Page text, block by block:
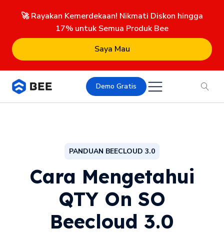
🚀 Rayakan Kemerdekaan! Nikmati Diskon hingga
17% untuk Semua Produk Bee
Saya Mau
Demo Gratis
PANDUAN BEECLOUD 3.0
Cara Mengetahui
QTY On SO
Beecloud 3.0